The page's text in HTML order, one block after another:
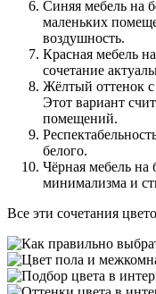
Синяя мебель на
маленьких
воздушность.
Красная мебель
сочетание
Жёлтый оттенок с
Этот вариант
помещений.
белого.
Чёрная мебель на
минимализма и
Все эти сочетания